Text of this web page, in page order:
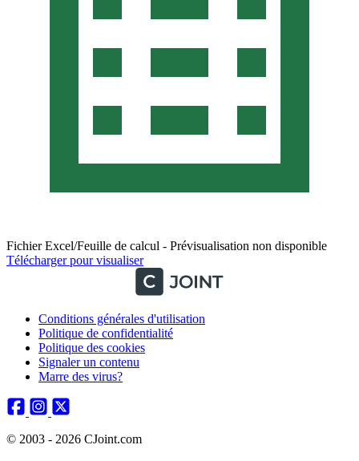
Fichier Excel/Feuille de calcul - Prévisualisation non disponible
Télécharger pour visualiser
Conditions générales d'utilisation
Politique de confidentialité
Politique des cookies
Signaler un contenu
Marre des virus?
© 2003 - 2026 CJoint.com